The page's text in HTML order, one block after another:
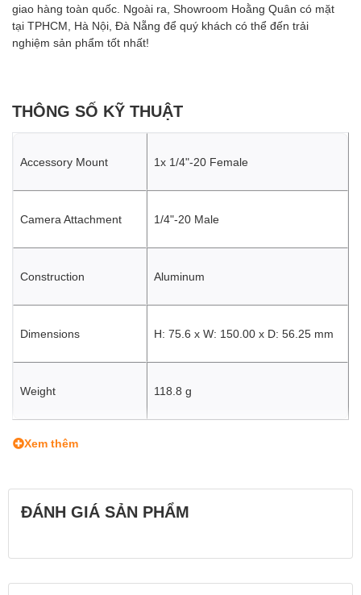
giao hàng toàn quốc. Ngoài ra, Showroom Hoằng Quân có mặt
tại TPHCM, Hà Nội, Đà Nẵng để quý khách có thể đến trải
nghiệm sản phẩm tốt nhất!
THÔNG SỐ KỸ THUẬT
Accessory Mount 1x 1/4"-20 Female
Camera Attachment 1/4"-20 Male
Construction Aluminum
Dimensions H: 75.6 x W: 150.00 x D: 56.25 mm
Weight 118.8 g
Xem thêm
ĐÁNH GIÁ SẢN PHẨM